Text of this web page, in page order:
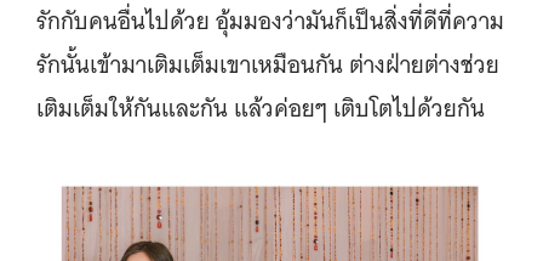
รักกับคนอื่นไปด้วย อุ้มมองว่ามันก็เป็นสิ่งที่ดีที่ความ
รักนั้นเข้ามาเติมเต็มเขาเหมือนกัน ต่างฝ่ายต่างช่วย
เติมเต็มให้กันและกัน แล้วค่อยๆ เติบโตไปด้วยกัน